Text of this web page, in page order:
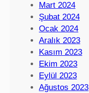
Mart 2024
Şubat 2024
Ocak 2024
Aralık 2023
Kasım 2023
Ekim 2023
Eylül 2023
Ağustos 2023